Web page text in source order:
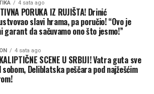
propaganda SNSD-a na
4 sata ago
PORUKA IZ RUJIŠTA! Drinić
slavi hrama, pa poručio! “Ovo je
garant da sačuvamo ono što jesmo!”
4 sata ago
SCENE U SRBIJI! Vatra guta sve
sobom, Deliblatska peščara pod najžešćim